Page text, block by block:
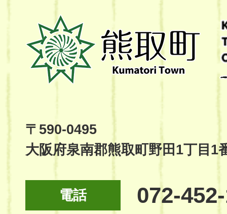
熊
取
町
Kumatori
Site
〒590-0495
大阪府泉南郡熊取町野田1丁目1
電話 072-